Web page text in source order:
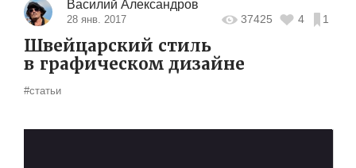
Василий Александров
28 янв. 2017 37425 4 1
Швейцарский стиль
в графическом дизайне
#статьи